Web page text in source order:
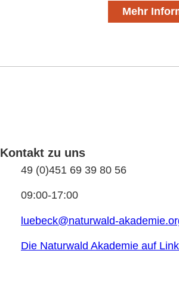
Mehr
Kontakt zu uns
49 (0)451 69 39 80 56
09:00-17:00
luebeck@naturwald-
Die Naturwald Akademie auf